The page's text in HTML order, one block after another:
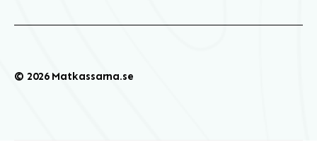
© 2026 Matkassarna.se